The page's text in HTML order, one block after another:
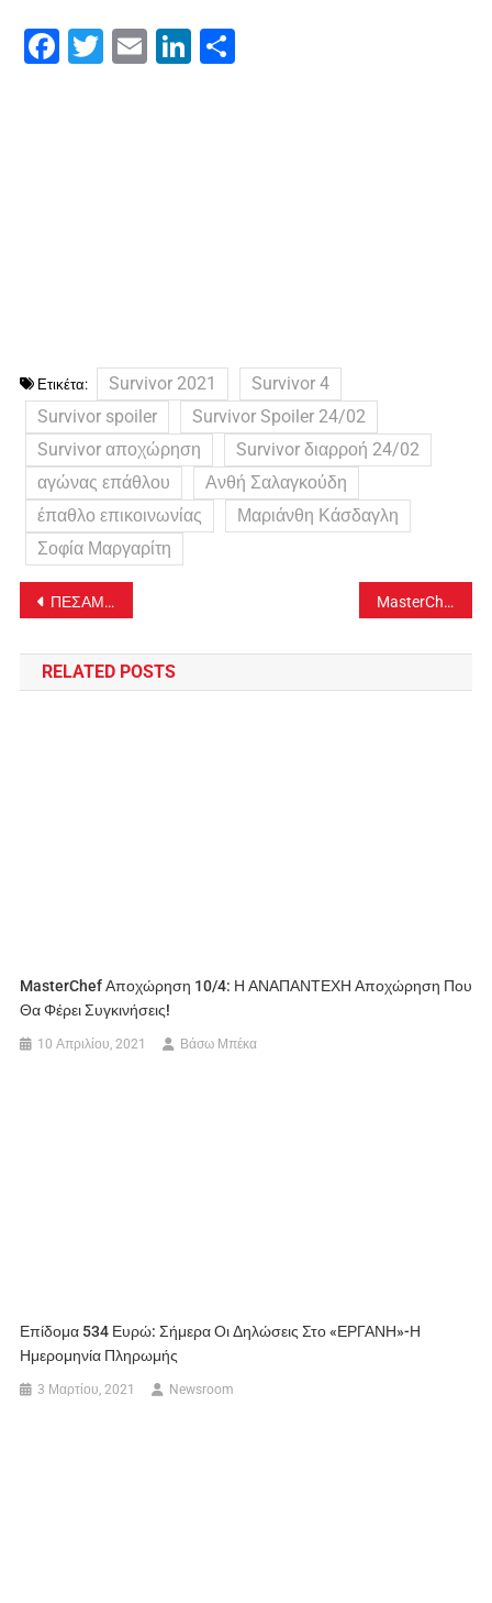
Facebook
Twitter Email LinkedIn
Ετικέτα: Survivor 2021
Survivor 4
Survivor spoiler
Survivor Spoiler 24/02
Survivor αποχώρηση
Survivor διαρροή 24/02
αγώνας επάθλου
Ανθή Σαλαγκούδη
έπαθλο επικοινωνίας
Μαριάνθη Κάσδαγλη
Σοφία Μαργαρίτη
Πλοήγηση
άρθρων
ΠΕΣΑΜΕ από τα ΣΥΝΝΕΦΑ! Ο Δημήτρης Λιγνάδης είχε μηνυθεί το 1984 για ασέλγεια ανηλίκου-video MasterChef spoiler 24/2: Ποια ομάδα κερδίζει σήμερα την ομαδική δοκιμασία-video
RELATED POSTS
MasterChef Αποχώρηση 10/4: Η ΑΝΑΠΑΝΤΕΧΗ Αποχώρηση Που
Θα Φέρει Συγκινήσεις!
10 Απριλίου, 2021 Βάσω Μπέκα
Επίδομα 534 Ευρώ: Σήμερα Οι Δηλώσεις Στο «ΕΡΓΑΝΗ»-Η
Ημερομηνία Πληρωμής
3 Μαρτίου, 2021 Newsroom